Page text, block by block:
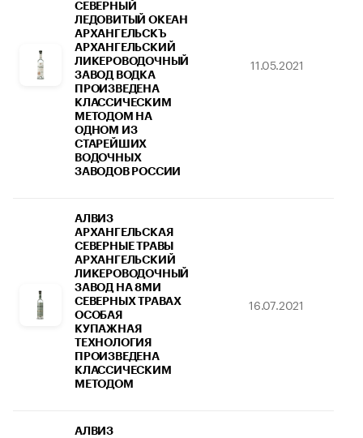
СЕВЕРНЫЙ
ЛЕДОВИТЫЙ ОКЕАН
АРХАНГЕЛЬСКЪ
АРХАНГЕЛЬСКИЙ
ЛИКЕРОВОДОЧНЫЙ
ЗАВОД ВОДКА
ПРОИЗВЕДЕНА
КЛАССИЧЕСКИМ
МЕТОДОМ НА
ОДНОМ ИЗ
СТАРЕЙШИХ
ВОДОЧНЫХ
ЗАВОДОВ РОССИИ
11.05.2021
АЛВИЗ
АРХАНГЕЛЬСКАЯ
СЕВЕРНЫЕ ТРАВЫ
АРХАНГЕЛЬСКИЙ
ЛИКЕРОВОДОЧНЫЙ
ЗАВОД НА 8МИ
СЕВЕРНЫХ ТРАВАХ
ОСОБАЯ
КУПАЖНАЯ
ТЕХНОЛОГИЯ
ПРОИЗВЕДЕНА
КЛАССИЧЕСКИМ
МЕТОДОМ
16.07.2021
АЛВИЗ